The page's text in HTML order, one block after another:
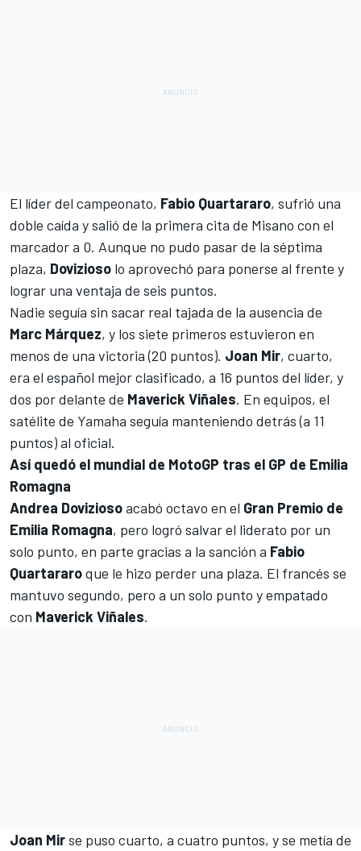
El líder del campeonato, Fabio Quartararo, sufrió una
doble caída y salió de la primera cita de Misano con el
marcador a 0. Aunque no pudo pasar de la séptima
plaza, Dovizioso lo aprovechó para ponerse al frente y
lograr una ventaja de seis puntos.
Nadie seguía sin sacar real tajada de la ausencia de
Marc Márquez, y los siete primeros estuvieron en
menos de una victoria (20 puntos). Joan Mir, cuarto,
era el español mejor clasificado, a 16 puntos del líder, y
dos por delante de Maverick Viñales. En equipos, el
satélite de Yamaha seguía manteniendo detrás (a 11
puntos) al oficial.
Así quedó el mundial de MotoGP tras el GP de Emilia
Romagna
Andrea Doviziosoacabó octavo en el Gran Premio de
Emilia Romagna, pero logró salvar el liderato por un
solo punto, en parte gracias a la sanción a Fabio
Quartararoque le hizo perder una plaza. El francés se
mantuvo segundo, pero a un solo punto y empatado
con Maverick Viñales.
Joan Mirse puso cuarto, a cuatro puntos, y se metía de